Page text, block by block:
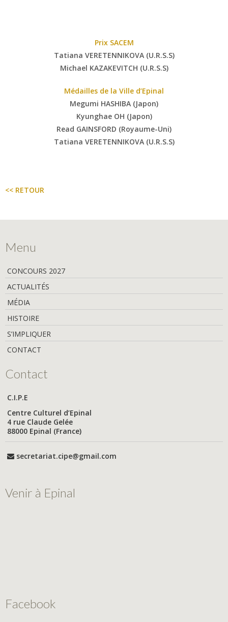
Prix SACEM
Tatiana VERETENNIKOVA (U.R.S.S)
Michael KAZAKEVITCH (U.R.S.S)
Médailles de la Ville d’Epinal
Megumi HASHIBA (Japon)
Kyunghae OH (Japon)
Read GAINSFORD (Royaume-Uni)
Tatiana VERETENNIKOVA (U.R.S.S)
<< RETOUR
Menu
CONCOURS 2027
ACTUALITÉS
MÉDIA
HISTOIRE
S’IMPLIQUER
CONTACT
Contact
C.I.P.E
Centre Culturel d’Epinal
4 rue Claude Gelée
88000 Epinal (France)
secretariat.cipe@gmail.com
Venir à Epinal
Facebook